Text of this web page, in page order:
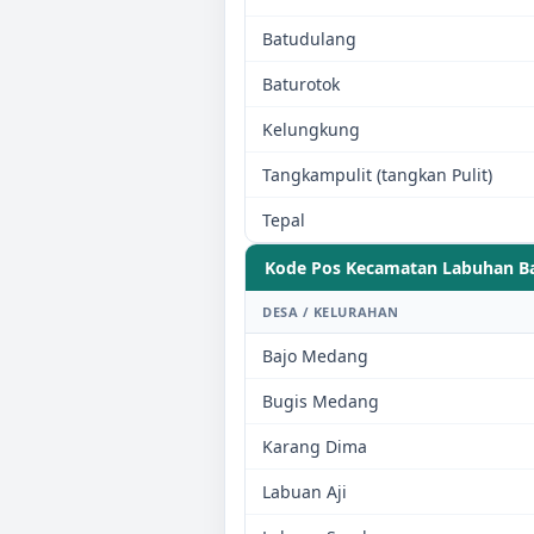
Batudulang
Baturotok
Kelungkung
Tangkampulit (tangkan Pulit)
Tepal
Kode Pos Kecamatan Labuhan
DESA / KELURAHAN
Bajo Medang
Bugis Medang
Karang Dima
Labuan Aji